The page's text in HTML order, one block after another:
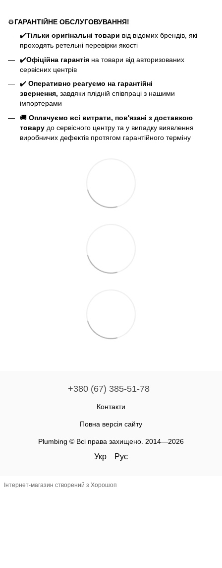
⚙️ГАРАНТІЙНЕ ОБСЛУГОВУВАННЯ!
✔️Тільки оригінальні товари від відомих брендів, які
проходять ретельні перевірки якості
✔️Офіційна гарантія на товари від авторизованих
сервісних центрів
✔️ Оперативно реагуємо на гарантійні
звернення, завдяки плідній співпраці з нашими
імпортерами
🚚 Оплачуємо всі витрати, пов'язані з доставкою
товару до сервісного центру та у випадку виявлення
виробничих дефектів протягом гарантійного терміну
+380 (67) 385-51-78
Контакти
Повна версія сайту
Plumbing © Всі права захищено. 2014—2026
Укр Рус
Інтернет-магазин створений з Хорошоп